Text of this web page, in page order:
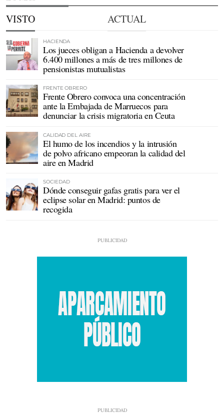
VISTO ACTUAL
HACIENDA
Los jueces obligan a Hacienda a devolver
6.400 millones a más de tres millones de
pensionistas mutualistas
FRENTE OBRERO
Frente Obrero convoca una concentración
ante la Embajada de Marruecos para
denunciar la crisis migratoria en Ceuta
CALIDAD DEL AIRE
El humo de los incendios y la intrusión
de polvo africano empeoran la calidad del
aire en Madrid
SOCIEDAD
Dónde conseguir gafas gratis para ver el
eclipse solar en Madrid: puntos de
recogida